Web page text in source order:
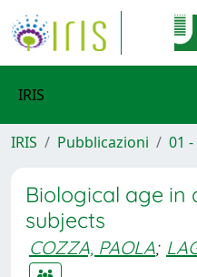
IRIS
IRIS Pubblicazioni 01
Biological age in
subjects
COZZA, PAOLA;